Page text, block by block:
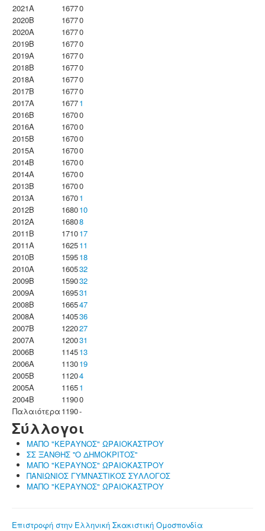
2021A
16770
2020B
16770
2020A
16770
2019B
16770
2019A
16770
2018B
16770
2018A
16770
2017B
16770
2017A
16771
2016B
16700
2016A
16700
2015B
16700
2015A
16700
2014B
16700
2014A
16700
2013B
16700
2013A
16701
2012B
168010
2012A
16808
2011B
171017
2011A
162511
2010B
159518
2010A
160532
2009B
159032
2009A
169531
2008B
166547
2008A
140536
2007B
122027
2007A
120031
2006B
114513
2006A
113019
2005B
11204
2005A
11651
2004B
11900
Παλαιότερα 1190-
Σύλλογοι
ΜΑΠΟ "ΚΕΡΑΥΝΟΣ" ΩΡΑΙΟΚΑΣΤΡΟΥ
ΣΣ ΞΑΝΘΗΣ ''Ο ΔΗΜΟΚΡΙΤΟΣ''
ΜΑΠΟ "ΚΕΡΑΥΝΟΣ" ΩΡΑΙΟΚΑΣΤΡΟΥ
ΠΑΝΙΩΝΙΟΣ ΓΥΜΝΑΣΤΙΚΟΣ ΣΥΛΛΟΓΟΣ
ΜΑΠΟ "ΚΕΡΑΥΝΟΣ" ΩΡΑΙΟΚΑΣΤΡΟΥ
Επιστροφή στην Ελληνική Σκακιστική Ομοσπονδία